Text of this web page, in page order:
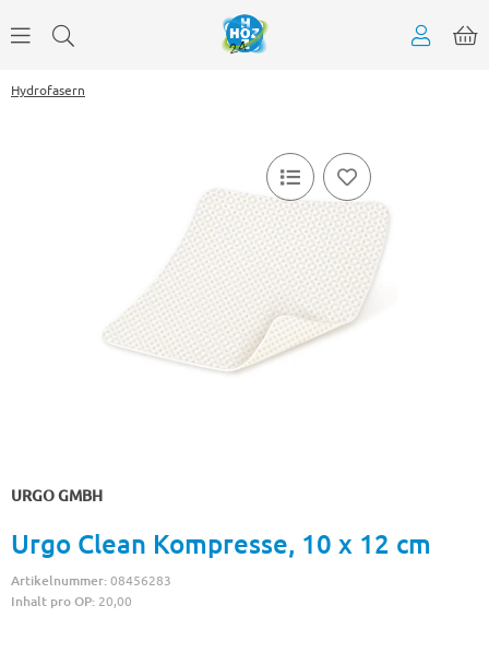
Hydrofasern
URGO GMBH
Urgo Clean Kompresse, 10 x 12 cm
Artikelnummer:08456283
Inhalt pro OP: 20,00